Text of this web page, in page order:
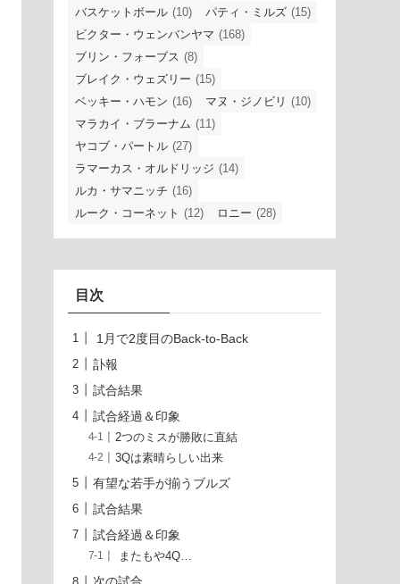
バスケットボール (10) パティ・ミルズ (15)
ビクター・ウェンバンヤマ (168)
ブリン・フォーブス (8)
ブレイク・ウェズリー (15)
ベッキー・ハモン (16) マヌ・ジノビリ (10)
マラカイ・ブラーナム (11)
ヤコブ・パートル (27)
ラマーカス・オルドリッジ (14)
ルカ・サマニッチ (16)
ルーク・コーネット (12) ロニー (28)
目次
1月で2度目のBack-to-Back
訃報
試合結果
試合経過＆印象
2つのミスが勝敗に直結
3Qは素晴らしい出来
有望な若手が揃うブルズ
試合結果
試合経過＆印象
またもや4Q…